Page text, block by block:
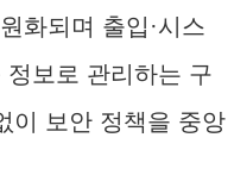
화되며 출입·시스
정보로 관리하는 구
이 보안 정책을 중앙